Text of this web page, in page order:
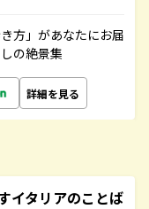
方」があなたにお届
の絶景集
詳細を見る
イタリアのことば